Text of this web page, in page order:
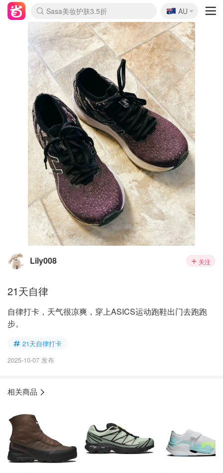
lululemon折扣上新
Sasa美妆护肤3.5折
SSENSE年中2.5折
FreshBeauty好价汇总
Cettire降价+叠9折
WWS Coles超市实拍
viagogo二手票捡漏
Myer超级周末
The Outnet奢牌1折起
David Jones 3折起
Flannels大牌1折
Perfumes Club护肤1折
AMIRO面罩$251
Amazon折扣汇总
eToro入金$200送$50
Amazon数码好物
ICONIC本周7.5折
ThedoubleF高奢地板价
Moose Knuckles 6折
丝芙兰5折起
EUFY摄像头$98
Selenichast首饰2折
Trip机票酒店促销
YSL送5件彩妆礼
Amazon家居好物
Amazon美妆护肤
雅漾大喷$8
过敏原检测盒$33
伊索独家赠50ml沐浴露
科颜氏高保湿面霜$29
SEALIFE海洋馆门票6折
丝塔芙大白罐$16
订阅Newsletter送香薰
Cult Beauty 6.8折
Harrods圣诞日历$525
LN-CC奢牌私促3折
d'Alba空姐喷雾$16
EVE LOM套装£56
Bernardelli独家4折
Adore Beauty 6折起
CT圣诞日历
Mytheresa奢品2.7折
Luxury Escapes 9折
Currentbody美容仪$881
MOON Garden Live
Roborock扫地机$649
Tingo Life水杯$24
Valentino官网5折
CR洗护套装$23
修丽可4件套$159
Myer彩妆2件7折
GANNI官网4.5折
Stylevana韩妆4折
Tessabit高奢8.5折
OGX洗发水$11
Amazon阿德莱德次日达
卡诗8.5折+赠礼
Philips Hue灯具8折
🇦🇺
AU
Lily008 关注
21天自律
自律打卡，天气很凉爽，穿上ASICS运动跑鞋出门去跑跑
步。
21天自律打卡
2025-10-07 发布
相关商品